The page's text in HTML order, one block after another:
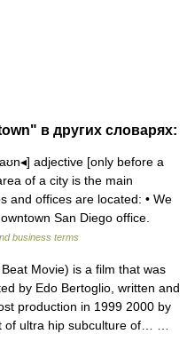
в других словарях:
adjective [only before a
of a city is the main
and offices are located: • We
San Diego office.
business terms
Movie) is a film that was
by Edo Bertoglio, written and
production in 1999 2000 by
of ultra hip subculture of… …